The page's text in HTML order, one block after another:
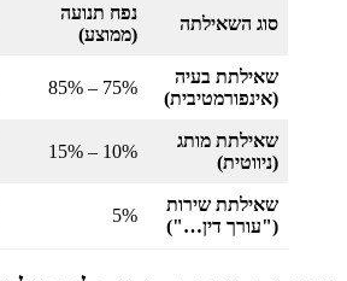
סוג השאילתה
נפח תנועה
(ממוצע)
שאילתת בעיה
(אינפורמטיבית)
75% – 85%
שאילתת מותג
(ניווטית)
10% – 15%
שאילתת שירות
("עורך דין…")
5%